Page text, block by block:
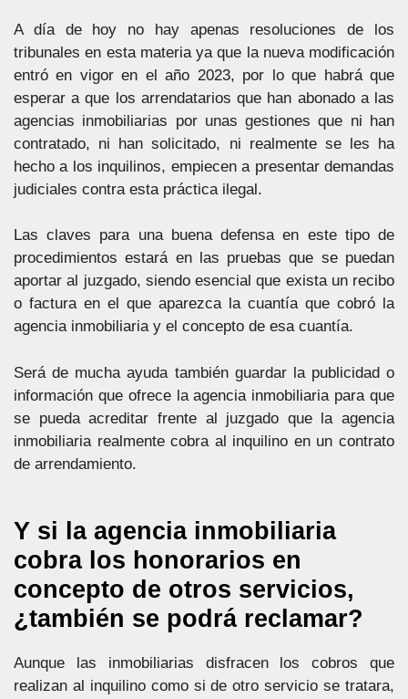
A día de hoy no hay apenas resoluciones de los
tribunales en esta materia ya que la nueva modificación
entró en vigor en el año 2023, por lo que habrá que
esperar a que los arrendatarios que han abonado a las
agencias inmobiliarias por unas gestiones que ni han
contratado, ni han solicitado, ni realmente se les ha
hecho a los inquilinos, empiecen a presentar demandas
judiciales contra esta práctica ilegal.
Las claves para una buena defensa en este tipo de
procedimientos estará en las pruebas que se puedan
aportar al juzgado, siendo esencial que exista un recibo
o factura en el que aparezca la cuantía que cobró la
agencia inmobiliaria y el concepto de esa cuantía.
Será de mucha ayuda también guardar la publicidad o
información que ofrece la agencia inmobiliaria para que
se pueda acreditar frente al juzgado que la agencia
inmobiliaria realmente cobra al inquilino en un contrato
de arrendamiento.
Y si la agencia inmobiliaria
cobra los honorarios en
concepto de otros servicios,
¿también se podrá reclamar?
Aunque las inmobiliarias disfracen los cobros que
realizan al inquilino como si de otro servicio se tratara,